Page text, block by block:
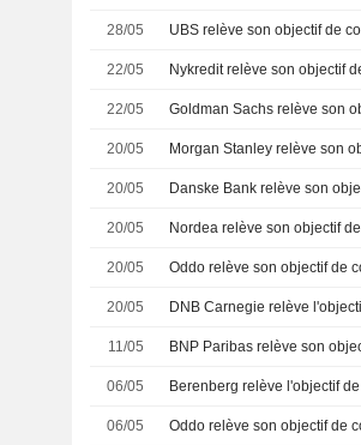
28/05
22/05
22/05
20/05
20/05
20/05
20/05
20/05
11/05
06/05
06/05